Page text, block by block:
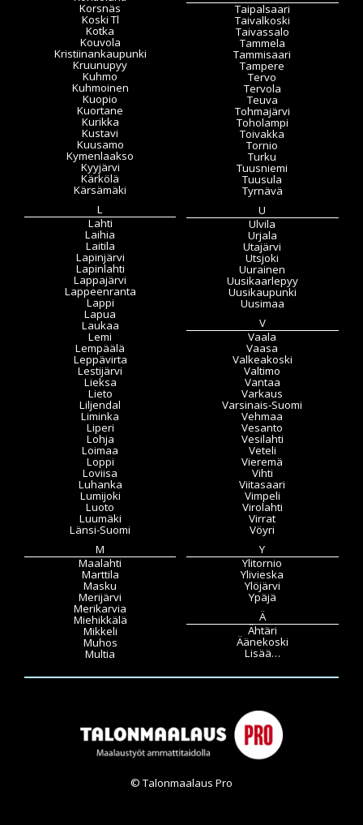
Korsnäs
Koski Tl
Kotka
Kouvola
Kristiinankaupunki
Kruunupyy
Kuhmo
Kuhmoinen
Kuopio
Kuortane
Kurikka
Kustavi
Kuusamo
Kymenlaakso
Kyyjärvi
Kärkölä
Kärsämäki
L
Lahti
Laihia
Laitila
Lapinjärvi
Lapinlahti
Lappajärvi
Lappeenranta
Lappi
Lapua
Laukaa
Lemi
Lempäälä
Leppävirta
Lestijärvi
Lieksa
Lieto
Liljendal
Liminka
Liperi
Lohja
Loimaa
Loppi
Loviisa
Luhanka
Lumijoki
Luoto
Luumäki
Länsi-Suomi
M
Maalahti
Marttila
Masku
Merijärvi
Merikarvia
Miehikkälä
Mikkeli
Muhos
Multia
Taipalsaari
Taivalkoski
Taivassalo
Tammela
Tammisaari
Tampere
Tervo
Tervola
Teuva
Tohmajärvi
Toholampi
Toivakka
Tornio
Turku
Tuusniemi
Tuusula
Tyrnävä
U
Ulvila
Urjala
Utajärvi
Utsjoki
Uurainen
Uusikaarlepyy
Uusikaupunki
Uusimaa
V
Vaala
Vaasa
Valkeakoski
Valtimo
Vantaa
Varkaus
Varsinais-Suomi
Vehmaa
Vesanto
Vesilahti
Veteli
Vieremä
Vihti
Viitasaari
Vimpeli
Virolahti
Virrat
Vöyri
Y
Ylitornio
Ylivieska
Ylöjärvi
Ypäjä
Ä
Ähtäri
Äänekoski
Lisää…
© Talonmaalaus Pro